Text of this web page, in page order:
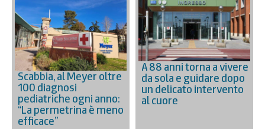
Scabbia, al Meyer oltre
100 diagnosi
pediatriche ogni anno:
“La permetrina è meno
efficace”
A 88 anni torna a vivere
da sola e guidare dopo
un delicato intervento
al cuore